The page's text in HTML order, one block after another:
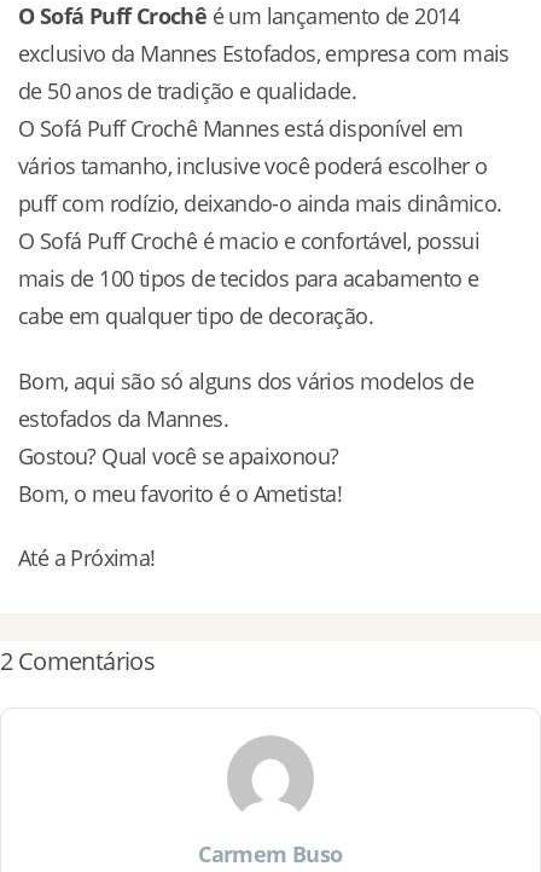
O Sofá Puff Crochê é um lançamento de 2014
exclusivo da Mannes Estofados, empresa com mais
de 50 anos de tradição e qualidade.
O Sofá Puff Crochê Mannes está disponível em
vários tamanho, inclusive você poderá escolher o
puff com rodízio, deixando-o ainda mais dinâmico.
O Sofá Puff Crochê é macio e confortável, possui
mais de 100 tipos de tecidos para acabamento e
cabe em qualquer tipo de decoração.
Bom, aqui são só alguns dos vários modelos de
estofados da Mannes.
Gostou? Qual você se apaixonou?
Bom, o meu favorito é o Ametista!
Até a Próxima!
2 Comentários
Carmem Buso